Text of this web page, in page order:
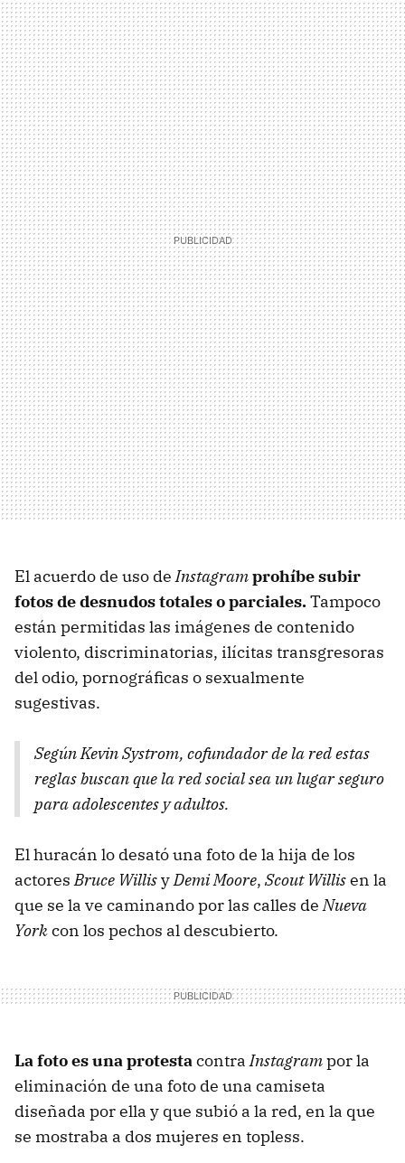
El acuerdo de uso deInstagramprohíbe subir
fotos de desnudos totales o parciales.Tampoco
están permitidas las imágenes de contenido
violento, discriminatorias, ilícitas transgresoras
del odio, pornográficas o sexualmente
sugestivas.
Según Kevin Systrom, cofundador de la red estas
reglas buscan que la red social sea un lugar seguro
para adolescentes y adultos.
El huracán lo desató una foto de la hija de los
actoresBruce WillisyDemi Moore, Scout Willisen la
que se la ve caminando por las calles deNueva
Yorkcon los pechos al descubierto.
La foto es una protestacontraInstagrampor la
eliminación de una foto de una camiseta
diseñada por ella y que subió a la red, en la que
se mostraba a dos mujeres en topless.